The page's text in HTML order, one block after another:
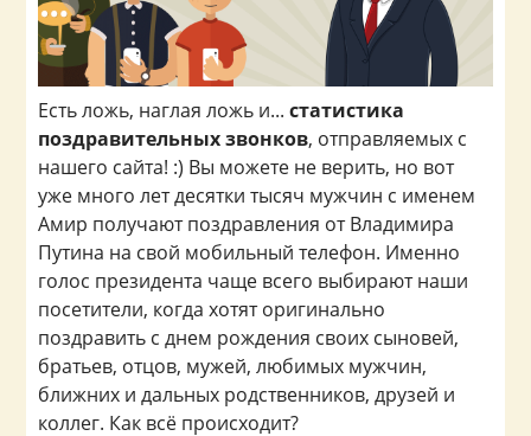
Есть ложь, наглая ложь и...статистика
поздравительных звонков, отправляемых с
нашего сайта! :) Вы можете не верить, но вот
уже много лет десятки тысяч мужчин с именем
Амир получают поздравления от Владимира
Путина на свой мобильный телефон. Именно
голос президента чаще всего выбирают наши
посетители, когда хотят оригинально
поздравить с днем рождения своих сыновей,
братьев, отцов, мужей, любимых мужчин,
ближних и дальных родственников, друзей и
коллег. Как всё происходит?